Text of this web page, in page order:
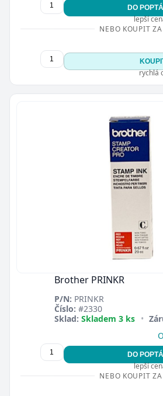
DO
lepší
NEBO KOUPIT ZA
rychlá
Brother PRINKR
P/N: PRINKR
Číslo: #2330
Sklad: Skladem 3 ks •
DO
lepší
NEBO KOUPIT ZA